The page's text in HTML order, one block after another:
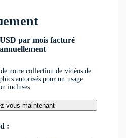
USD par mois facturé
annuellement
notre collection de vidéos de
autorisés pour un usage
incluses.
vous maintenant
: